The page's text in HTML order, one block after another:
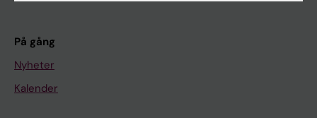
På gång
Nyheter
Kalender